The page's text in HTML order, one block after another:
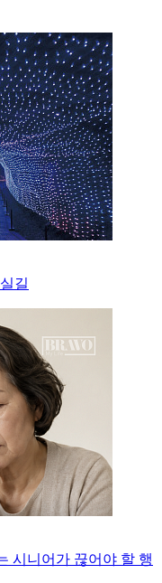
길
시니어가 끊어야 할 행